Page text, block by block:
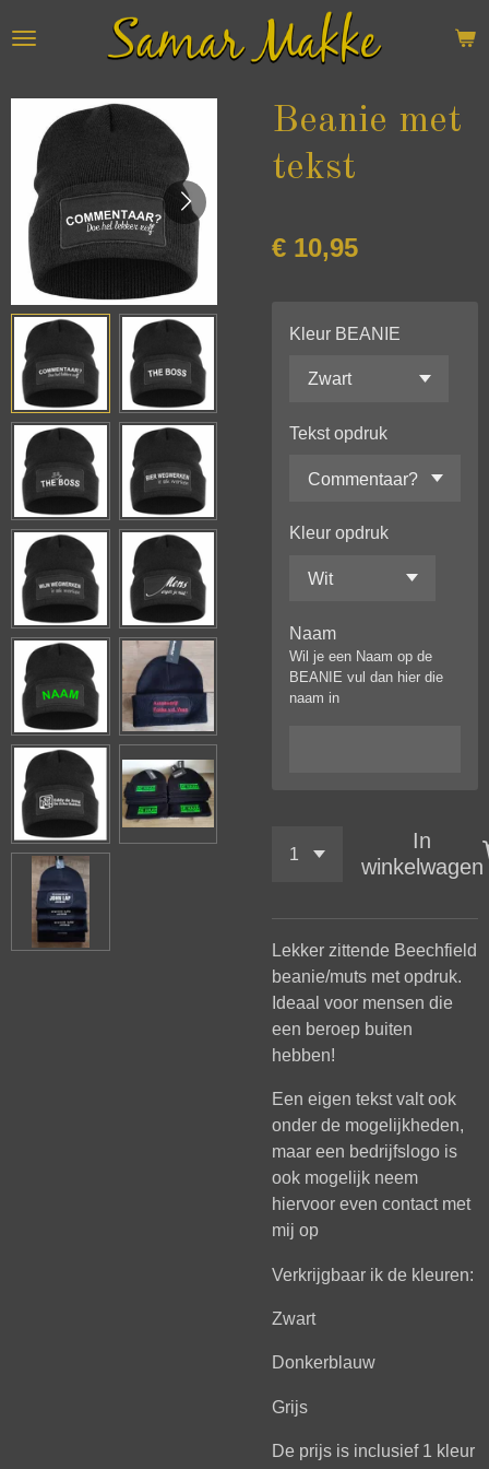
direct
de
hoofdinhoud
Beanie met
tekst
€ 10,95
Kleur BEANIE
Tekst opdruk
Kleur opdruk
Naam
Wil je een Naam op de
BEANIE vul dan hier die
naam in
In
winkelwagen
Lekker zittende Beechfield
beanie/muts met opdruk.
Ideaal voor mensen die
een beroep buiten
hebben!
Een eigen tekst valt ook
onder de mogelijkheden,
maar een bedrijfslogo is
ook mogelijk neem
hiervoor even contact met
mij op
Verkrijgbaar ik de kleuren:
Zwart
Donkerblauw
Grijs
De prijs is inclusief 1 kleur